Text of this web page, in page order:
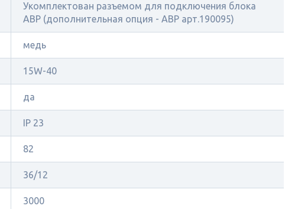
Укомплектован разъемом для подключения блока
АВР (дополнительная опция - АВР арт.190095)
медь
15W-40
да
IP 23
82
36/12
3000